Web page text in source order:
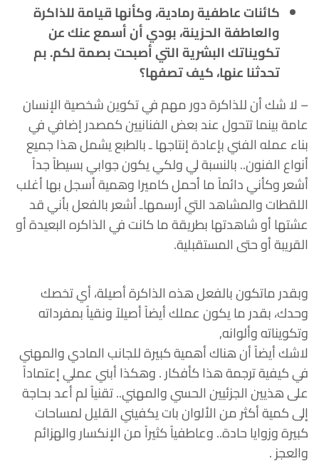
كائنات عاطفية رمادية، وكأنها قيامة للذاكرة
والعاطفة الحزينة، بودي أن أسمع عنك عن
تكويناتك البشرية التي أصبحت بصمة لكم. بم
تحدثنا عنها، كيف تصفها؟
– لا شك أن للذاكرة دور مهم في تكوين شخصية الإنسان
عامة بينما تتحول عند بعض الفنانيين كمصدر إضافي في
بناء عمله الفني بإعادة إنتاجها ـ بالطبع يشمل هذا جميع
أنواع الفنون.. بالنسبة لي ولكي يكون جوابي بسيطاً جداً
أشعر وكأني دائماً ما أحمل كاميرا وهمية أسجل بها أغلب
اللقطات والمشاهد التي أرسمهاـ أشعر بالفعل بأني قد
عشتها أو شاهدتها بطريقة ما كانت في الذاكره البعيدة أو
القريبة أو حتى المستقبلية.
وبقدر ماتكون بالفعل هذه الذاكرة أصيلة، أي تخصك
وحدك، بقدر ما يكون عملك أيضاً أصيلاً ونقياً بمفرداته
وتكويناته وألوانه,
لاشك أيضاً أن هناك أهمية كبيرة للجانب المادي والمهني
في كيفية ترجمة هذا كأفكار . وهكذا أبني عملي إعتماداً
على هذيين الجزئيين الحسي والمهني.. تقنياً لم أعد بحاجة
إلى كمية أكثر من الألوان بات يكفيني القليل لمساحات
كبيرة وزوايا حادة.. وعاطفياً كثيراً من الإنكسار والهزائم
والعجز .